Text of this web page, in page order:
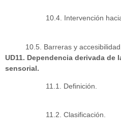
10.4. Intervención
10.5. Barreras y accesibilidad.
UD11. Dependencia derivada de
sensorial.
11.1. Definición.
11.2. Clasificación.